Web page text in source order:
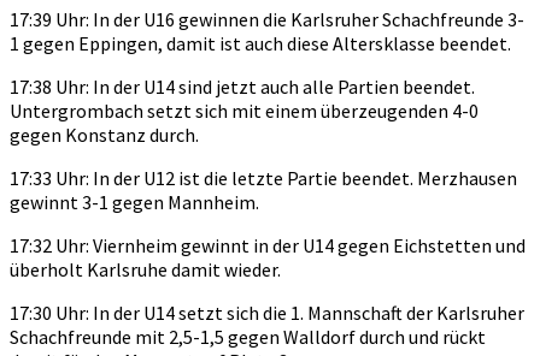
17:39 Uhr: In der U16 gewinnen die Karlsruher Schachfreunde 3-
1 gegen Eppingen, damit ist auch diese Altersklasse beendet.
17:38 Uhr: In der U14 sind jetzt auch alle Partien beendet.
Untergrombach setzt sich mit einem überzeugenden 4-0
gegen Konstanz durch.
17:33 Uhr: In der U12 ist die letzte Partie beendet. Merzhausen
gewinnt 3-1 gegen Mannheim.
17:32 Uhr: Viernheim gewinnt in der U14 gegen Eichstetten und
überholt Karlsruhe damit wieder.
17:30 Uhr: In der U14 setzt sich die 1. Mannschaft der Karlsruher
Schachfreunde mit 2,5-1,5 gegen Walldorf durch und rückt